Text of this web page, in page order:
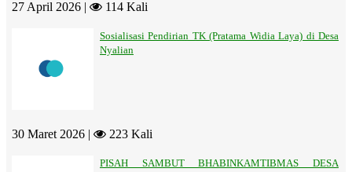
27 April 2026 | 114 Kali
Sosialisasi Pendirian TK (Pratama Widia Laya) di Desa
Nyalian
30 Maret 2026 | 223 Kali
PISAH SAMBUT BHABINKAMTIBMAS DESA